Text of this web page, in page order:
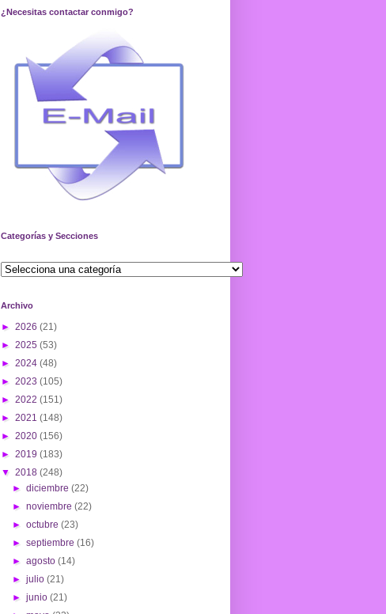
¿Necesitas contactar conmigo?
Categorías y Secciones
Archivo
► 2026 (21)
► 2025 (53)
► 2024 (48)
► 2023 (105)
► 2022 (151)
► 2021 (148)
► 2020 (156)
► 2019 (183)
▼ 2018 (248)
►diciembre(22)
►noviembre(22)
►octubre(23)
►septiembre(16)
►agosto(14)
►julio(21)
►junio(21)